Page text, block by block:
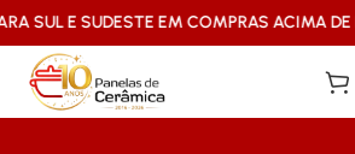
E SUDESTE EM COMPRAS ACIMA DE